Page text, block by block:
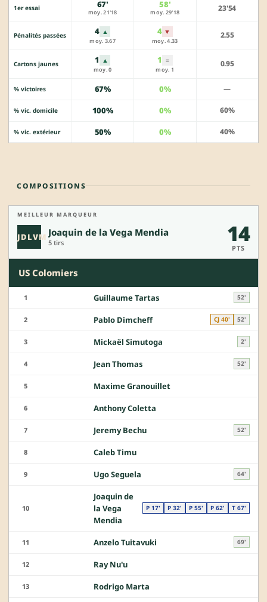
1er essai 67'
moy. 21'18
58'
moy. 29'18 23'54
Pénalités passées 4 ▲
moy. 3.67
4 ▼
moy. 4.33
2.55
Cartons jaunes 1 ▲
moy. 0
1 =
moy. 1
0.95
% victoires 67% 0% —
% vic. domicile 100% 0% 60%
% vic. extérieur 50% 0% 40%
COMPOSITIONS
MEILLEUR MARQUEUR
JDLVM Joaquin de la Vega Mendia
5 tirs 14
PTS
US Colomiers
1 Guillaume Tartas 52'
2 Pablo Dimcheff CJ 40' 52'
3 Mickaël Simutoga 2'
4 Jean Thomas 52'
5 Maxime Granouillet
6 Anthony Coletta
7 Jeremy Bechu 52'
8 Caleb Timu
9 Ugo Seguela 64'
10
Joaquin de
la Vega
Mendia
P 17' P 32' P 55' P 62' T 67'
11 Anzelo Tuitavuki 69'
12 Ray Nu'u
13 Rodrigo Marta